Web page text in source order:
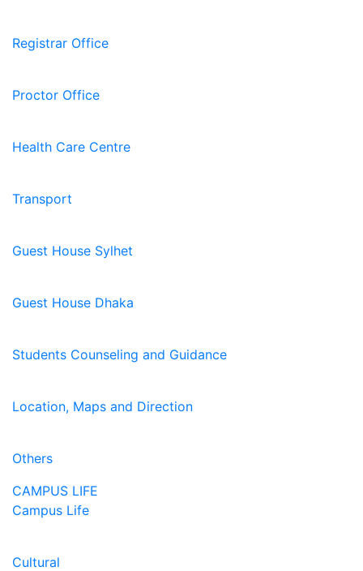
Registrar Office
Proctor Office
Health Care Centre
Transport
Guest House Sylhet
Guest House Dhaka
Students Counseling and Guidance
Location, Maps and Direction
Others
CAMPUS LIFE
Campus Life
Cultural